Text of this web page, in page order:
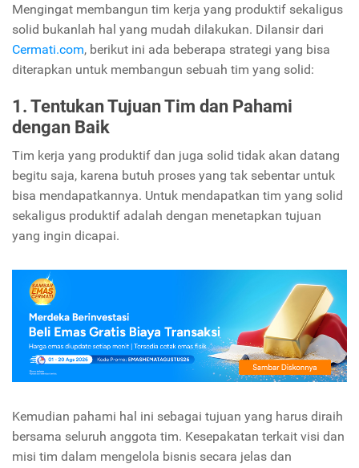
Mengingat membangun tim kerja yang produktif sekaligus
solid bukanlah hal yang mudah dilakukan. Dilansir dari
Cermati.com, berikut ini ada beberapa strategi yang bisa
diterapkan untuk membangun sebuah tim yang solid:
1. Tentukan Tujuan Tim dan Pahami
dengan Baik
Tim kerja yang produktif dan juga solid tidak akan datang
begitu saja, karena butuh proses yang tak sebentar untuk
bisa mendapatkannya. Untuk mendapatkan tim yang solid
sekaligus produktif adalah dengan menetapkan tujuan
yang ingin dicapai.
Kemudian pahami hal ini sebagai tujuan yang harus diraih
bersama seluruh anggota tim. Kesepakatan terkait visi dan
misi tim dalam mengelola bisnis secara jelas dan